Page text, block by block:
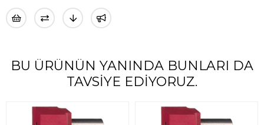
BU ÜRÜNÜN YANINDA BUNLARI DA
TAVSIYE EDIYORUZ.